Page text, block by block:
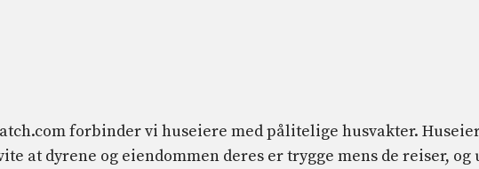
forbinder vi huseiere med pålitelige husvakter.
at dyrene og eiendommen deres er trygge mens de reiser, og